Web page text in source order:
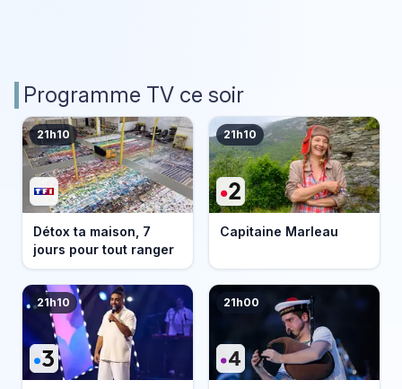
Programme TV ce soir
21h10
Détox ta maison, 7
jours pour tout ranger
21h10
Capitaine Marleau
21h10 21h00